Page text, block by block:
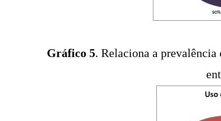
Gráfico 5. Relaciona a prevalência